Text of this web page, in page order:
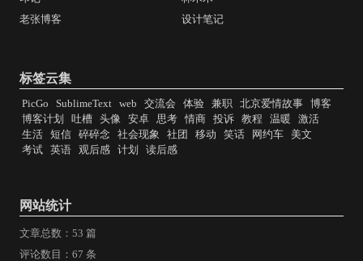
老张博客
设计笔记
标签云集
PicGo SublimeText web 交流会 体验 兼职 北京爱情故事 博客
博客计划
吐槽 头像 安卓 思考 情商 投诉 教程 温暖
激活
生活 短信 碎碎念 社会现象 社团 移动 笑话 网约车
美文
考试 英语 观后感 计划 读后感
网站统计
文章总数：53 篇
评论数目：67 条